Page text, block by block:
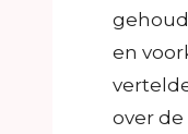
en
over de